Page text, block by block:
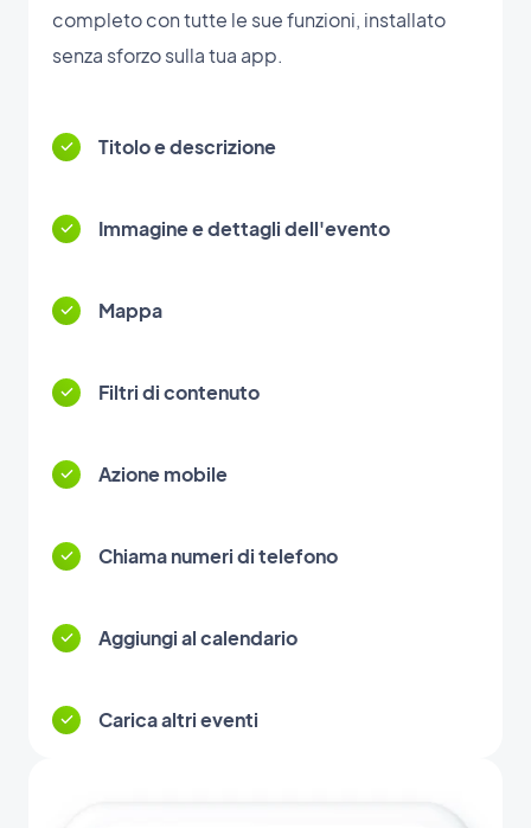
completo con tutte le sue funzioni, installato
senza sforzo sulla tua app.
Titolo e descrizione
Immagine e dettagli dell'evento
Mappa
Filtri di contenuto
Azione mobile
Chiama numeri di telefono
Aggiungi al calendario
Carica altri eventi